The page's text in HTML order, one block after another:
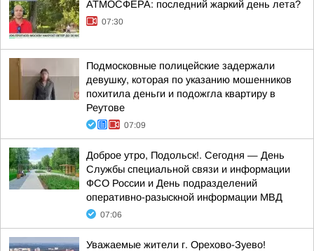
АТМОСФЕРА: последний жаркий день лета?
07:30
Подмосковные полицейские задержали
девушку, которая по указанию мошенников
похитила деньги и подожгла квартиру в
Реутове
07:09
Доброе утро, Подольск!. Сегодня — День
Службы специальной связи и информации
ФСО России и День подразделений
оперативно-разыскной информации МВД
07:06
Уважаемые жители г. Орехово-Зуево!